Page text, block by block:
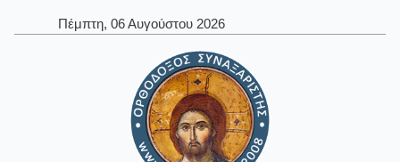
Πέμπτη, 06 Αυγούστου 2026